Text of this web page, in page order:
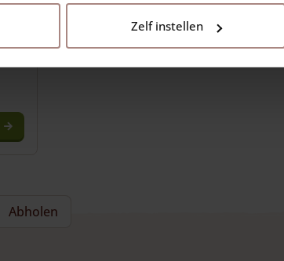
Zelf instellen
Abholen